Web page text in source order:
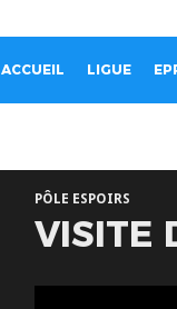
ACCUEIL LIGUE
PÔLE ESPOIRS
VISITE